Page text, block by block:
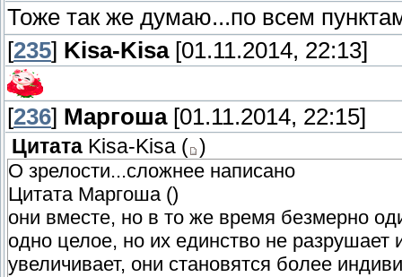
Тоже так же думаю...по всем
[235] Kisa-Kisa[01.11.2014, 22:13]
[236] Маргоша[01.11.2014, 22:15]
Цитата Kisa-Kisa ( )
О зрелости...сложнее написано
Цитата Маргоша ()
они вместе, но в то же время безмерно
одно целое, но их единство не
увеличивает, они становятся более